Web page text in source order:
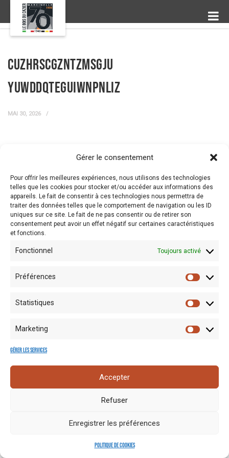
Gérer le consentement
Pour offrir les meilleures expériences, nous utilisons des technologies
telles que les cookies pour stocker et/ou accéder aux informations des
appareils. Le fait de consentir à ces technologies nous permettra de
traiter des données telles que le comportement de navigation ou les ID
uniques sur ce site. Le fait de ne pas consentir ou de retirer son
consentement peut avoir un effet négatif sur certaines caractéristiques
et fonctions.
Fonctionnel Toujours activé
Préférences
Statistiques
Marketing
Gérer les services
Accepter
Refuser
Enregistrer les préférences
Politique de cookies
CuZHRsCgznTzMsgJu
YuwddqTeguIwNPNlIz
MAI 30, 2026
Mentions
Espace
presse